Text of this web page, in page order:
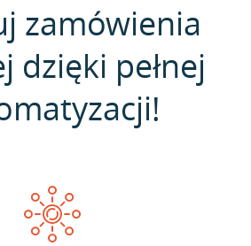
zamówienia
dzięki pełnej